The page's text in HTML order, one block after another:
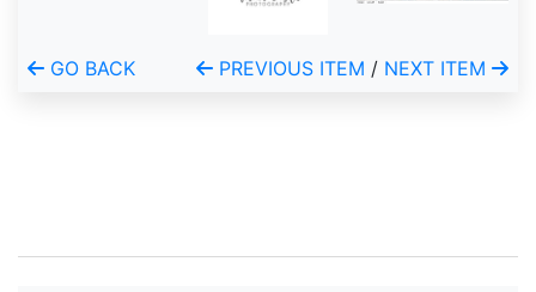
GO BACK PREVIOUS ITEM / NEXT ITEM